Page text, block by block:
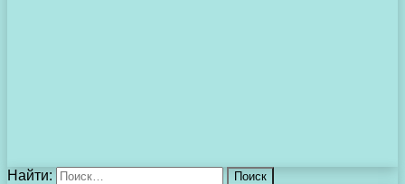
Найти: